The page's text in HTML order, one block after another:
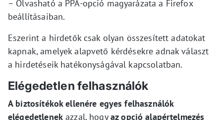
– Olvasható a PPA-opció magyarázata a Firefox
beállításaiban.
Eszerint a hirdetők csak olyan összesített adatokat
kapnak, amelyek alapvető kérdésekre adnak választ
a hirdetéseik hatékonyságával kapcsolatban.
Elégedetlen felhasználók
A biztosítékok ellenére egyes felhasználók
elégedetlenekazzal, hogyaz opció alapértelmezés